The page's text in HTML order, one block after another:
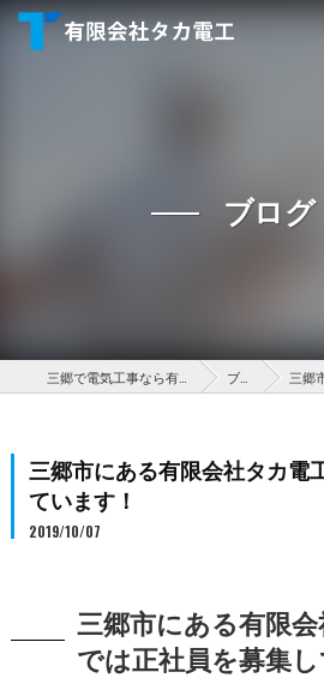
ブログ
三郷で電気工事なら有限会社タカ電工 ブログ 三郷市
三郷市にある有限会社タカ電
ています！
2019/10/07
三郷市にある有限
では正社員を募集し